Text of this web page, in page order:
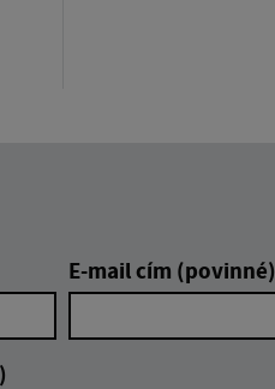
E-mail cím (povinné)